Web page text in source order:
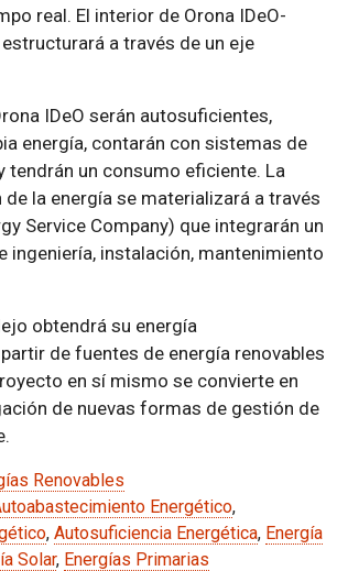
real. El interior de Orona IDeO-
a través de un eje
IDeO serán autosuficientes,
energía, contarán con sistemas de
tendrán un consumo eficiente. La
la energía se materializará a través
Service Company) que integrarán un
ingeniería, instalación, mantenimiento
obtendrá su energía
de fuentes de energía renovables
en sí mismo se convierte en
de nuevas formas de gestión de
Renovables
Energético,
, Autosuficiencia Energética, Energía
Solar, Energías Primarias